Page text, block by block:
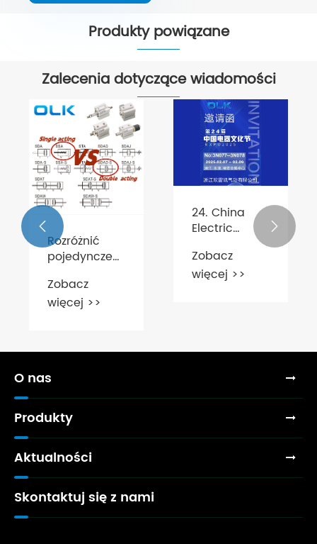
Produkty powiązane
Zalecenia dotyczące wiadomości
Rozróżnić
pojedyncze
aktorskie i
podwójne
Zobacz
więcej >>
24. China
Electric
Festival and
Electrical
Zobacz
więcej >>
 
O nas
Produkty
Aktualności
Skontaktuj się z nami